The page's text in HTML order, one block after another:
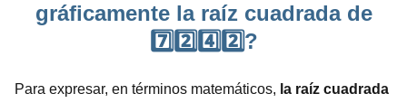
gráficamente la raíz cuadrada de
7️⃣2️⃣4️⃣2️⃣?
Para expresar, en términos matemáticos, la raíz cuadrada